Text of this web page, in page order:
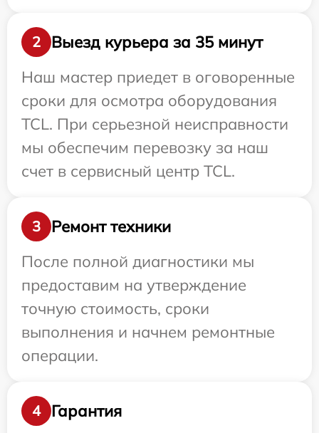
2
Выезд курьера за 35 минут
Наш мастер приедет в оговоренные
сроки для осмотра оборудования
TCL. При серьезной неисправности
мы обеспечим перевозку за наш
счет в сервисный центр TCL.
3
Ремонт техники
После полной диагностики мы
предоставим на утверждение
точную стоимость, сроки
выполнения и начнем ремонтные
операции.
4 Гарантия